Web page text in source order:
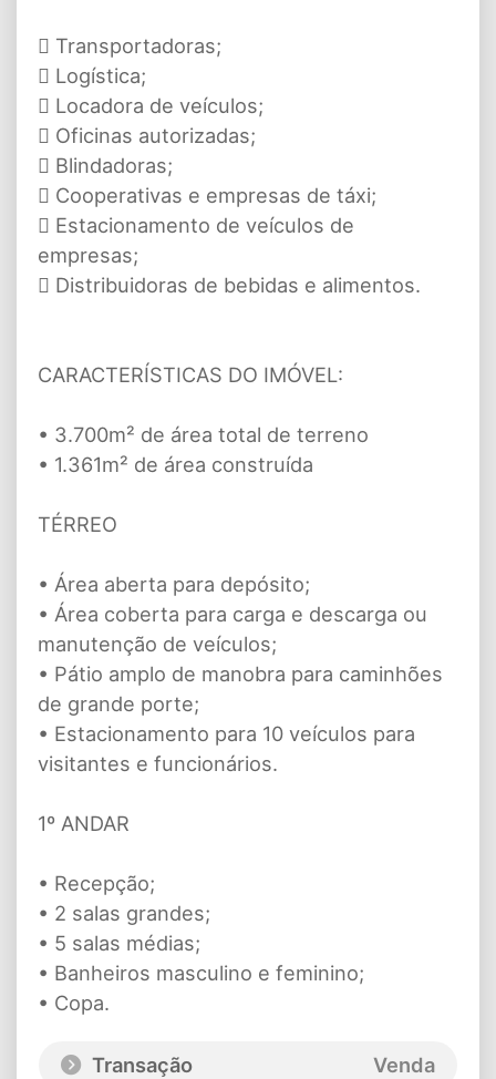
 Transportadoras;
 Logística;
 Locadora de veículos;
 Oficinas autorizadas;
 Blindadoras;
 Cooperativas e empresas de táxi;
 Estacionamento de veículos de
empresas;
 Distribuidoras de bebidas e alimentos.
CARACTERÍSTICAS DO IMÓVEL:
• 3.700m² de área total de terreno
• 1.361m² de área construída
TÉRREO
• Área aberta para depósito;
• Área coberta para carga e descarga ou
manutenção de veículos;
• Pátio amplo de manobra para caminhões
de grande porte;
• Estacionamento para 10 veículos para
visitantes e funcionários.
1º ANDAR
• Recepção;
• 2 salas grandes;
• 5 salas médias;
• Banheiros masculino e feminino;
• Copa.
Transação Venda